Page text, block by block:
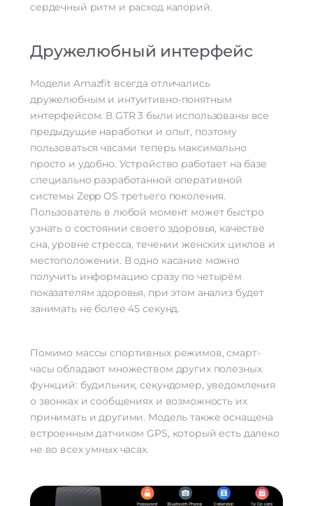
сердечный ритм и расход калорий.
Дружелюбный интерфейс
Модели Amazfit всегда отличались
дружелюбным и интуитивно-понятным
интерфейсом. В GTR 3 были использованы все
предыдущие наработки и опыт, поэтому
пользоваться часами теперь максимально
просто и удобно. Устройство работает на базе
специально разработанной оперативной
системы Zepp OS третьего поколения.
Пользователь в любой момент может быстро
узнать о состоянии своего здоровья, качестве
сна, уровне стресса, течении женских циклов и
местоположении. В одно касание можно
получить информацию сразу по четырём
показателям здоровья, при этом анализ будет
занимать не более 45 секунд.
Помимо массы спортивных режимов, смарт-
часы обладают множеством других полезных
функций: будильник, секундомер, уведомления
о звонках и сообщениях и возможность их
принимать и другими. Модель также оснащена
встроенным датчиком GPS, который есть далеко
не во всех умных часах.